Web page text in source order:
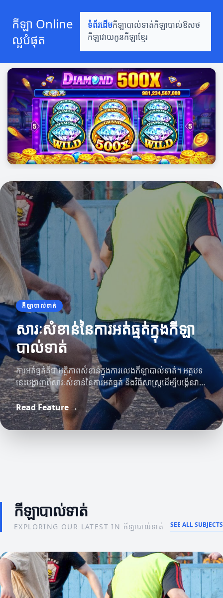
កីឡា Online
ល្អបំផុត
ទំព័រដើមកីឡាបាល់ទាត់កីឡាបាល់ឱសថ
កីឡាវាយកូនកីឡាខ្មែរ
កីឡាបាល់ទាត់
សារៈសំខាន់នៃការអត់ធ្មត់ក្នុងកីឡា
បាល់ទាត់
ការអត់ធ្មត់គឺជាអត្ថិភាពសំខាន់ក្នុងការលេងកីឡាបាល់ទាត់។ អត្ថបទ
នេះបង្ហាញពីសារៈសំខាន់នៃការអត់ធ្មត់ និងវិធីសាស្រ្តដើម្បីបង្កើនវា
ទៅក្នុងកីឡាបាល់ទាត់។
Read Feature→
កីឡាបាល់ឱសថ
យុទ្ធសាស្ត្រសម្រាប់ភាពជោគជ័យក្នុងកីឡាបាល់ឱសថ
កីឡាវាយកូន
ការយល់ដឹងអំពីការធ្វើការជាក្រុមក្នុងកីឡាវាយកូន
កីឡាបាល់ទាត់
EXPLORING OUR LATEST IN កីឡាបាល់ទាត់ SEE ALL SUBJECTS